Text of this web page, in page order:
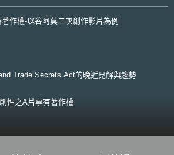
，能源基本計畫之推動架構必須重新思考，包括
會公民（Ordinary Citizens）」、「區域社區
必須能達到多元化不同電力能源之來源應用，並對
Structure）來達到能源節約社會目標,，以及改革
協助國家能源組成結構轉型，與能源供給端至需
作權-以谷阿莫二次創作影片為例
Trade Secrets Act的晚近見解與趨勢
性之A片享有著作權